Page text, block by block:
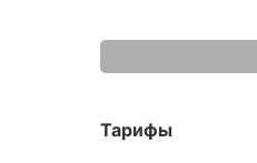
Тарифы